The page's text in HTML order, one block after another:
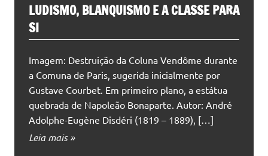
A CLASSE PARA
Vendôme durante
inicialmente por
plano, a estátua
Autor: André
– 1889), […]
APRENDIZADOS DA GREVE
PAULO
No primeiro semestre deste ano
importantes greves nas
paulistas (USP, Unesp e Unicamp).
mobilizações são parte de uma